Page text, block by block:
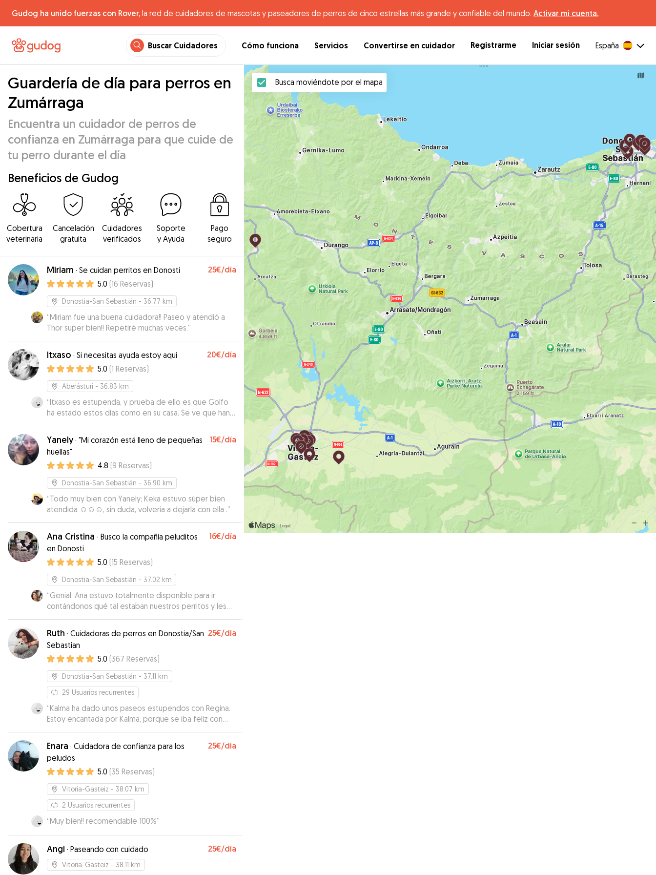
Gudog ha unido fuerzas con Rover, la red de cuidadores de mascotas y paseadores de perros de cinco estrellas más grande y confiable del mundo. Activar mi cuenta.
Buscar Cuidadores Cómo funciona Servicios Convertirse en cuidador Registrarme Iniciar sesión España
Guardería de día para perros en
Zumárraga
Encuentra un cuidador de perros de
confianza en Zumárraga para que cuide de
tu perro durante el día
Beneficios de Gudog
Cobertura
veterinaria
Cancelación
gratuita
Cuidadores
verificados
Soporte
y Ayuda
Pago
seguro
Miriam · Se cuidan perritos en Donosti 25€/día
5.0 (16 Reservas)
Donostia-San Sebastián - 36.77 km
“Miriam fue una buena cuidadora!! Paseo y atendió a
Thor super bien!! Repetiré muchas veces.”
Itxaso · Si necesitas ayuda estoy aquí 20€/día
5.0 (1 Reservas)
Aberásturi - 36.83 km
“Itxaso es estupenda, y prueba de ello es que Golfo
ha estado estos días como en su casa. Se ve que han
hecho actividades por las fotos que enviaba y lo
cansadito que vino jejeje Totalmente recomendable!!”
Yanely· "Mi corazón está lleno de pequeñas
huellas"
15€/día
4.8 (9 Reservas)
Donostia-San Sebastián - 36.90 km
“Todo muy bien con Yanely; Keka estuvo súper bien
atendida ☺️☺️☺️, sin duda, volvería a dejarla con ella .”
Ana Cristina · Busco la compañía peluditos
en Donosti
16€/día
5.0 (15 Reservas)
Donostia-San Sebastián - 37.02 km
“Genial. Ana estuvo totalmente disponible para ir
contándonos qué tal estaban nuestros perritos y les
mimó mucho. Volvieron relajados y contentos. Atendió
perfectamente sus necesidades nutricionales (alergias
y dieta natural), afectivas y demás, por lo que nos
sentimos super tranquilos y contentos de haber
podido contar con ella para cuidarles. ¡Mil gracias!
Ruth · Cuidadoras de perros en Donostia/San
Sebastian
25€/día
5.0 (367 Reservas)
Donostia-San Sebastián - 37.11 km
29 Usuarios recurrentes
“Kalma ha dado unos paseos estupendos con Regina.
Estoy encantada por Kalma, porque se iba feliz con
Regina y por mí, por la tranquilidad de saber que
estaba en buenas manos. Muchas gracias.
Enara · Cuidadora de confianza para los
peludos
25€/día
5.0 (35 Reservas)
Vitoria-Gasteiz - 38.07 km
2 Usuarios recurrentes
“Muy bien!! recomendable 100%”
Angi · Paseando con cuidado 25€/día
Vitoria-Gasteiz - 38.11 km
Busca moviéndote por el mapa